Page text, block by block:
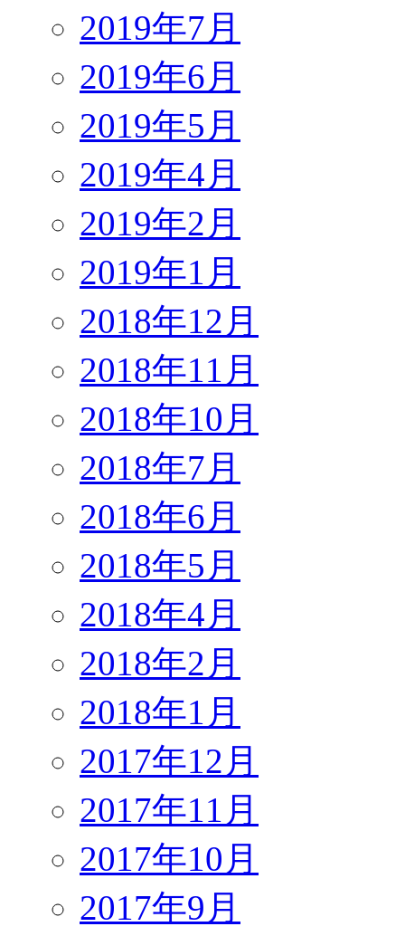
2019年7月
2019年6月
2019年5月
2019年4月
2019年2月
2019年1月
2018年12月
2018年11月
2018年10月
2018年7月
2018年6月
2018年5月
2018年4月
2018年2月
2018年1月
2017年12月
2017年11月
2017年10月
2017年9月